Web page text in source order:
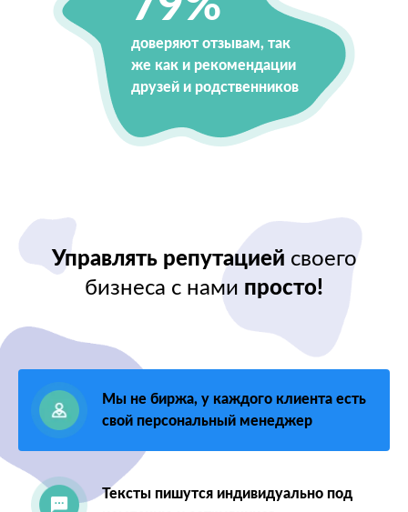
доверяют отзывам, так
же как и рекомендации
друзей и родственников
Управлять репутацией своего
бизнеса с нами просто!
Мы не биржа, у каждого клиента есть
свой персональный менеджер
Тексты пишутся индивидуально под